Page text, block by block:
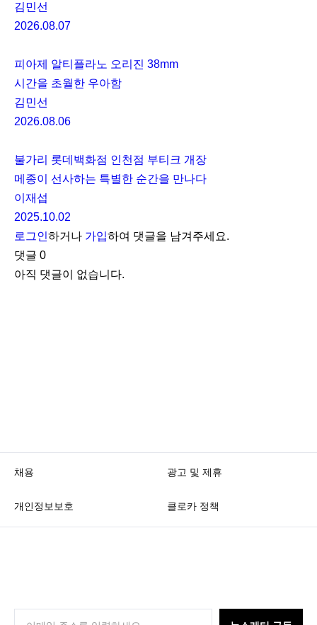
김민선
2026.08.07
피아제 알티플라노 오리진 38mm
시간을 초월한 우아함
김민선
2026.08.06
불가리 롯데백화점 인천점 부티크 개장
메종이 선사하는 특별한 순간을 만나다
이재섭
2025.10.02
로그인하거나 가입하여 댓글을 남겨주세요.
댓글 0
아직 댓글이 없습니다.
채용 광고 및 제휴
개인정보보호 클로카 정책